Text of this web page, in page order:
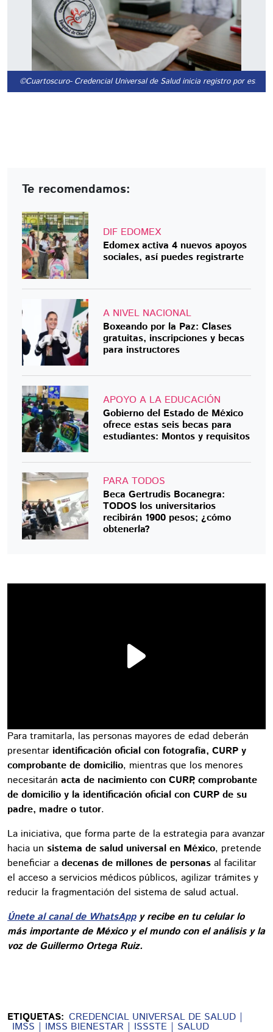
©Cuartoscuro- Credencial Universal de Salud inicia registro por
Te recomendamos:
DIF EDOMEX
Edomex activa 4 nuevos apoyos
sociales, así puedes registrarte
A NIVEL NACIONAL
Boxeando por la Paz: Clases
gratuitas, inscripciones y becas
para instructores
APOYO A LA EDUCACIÓN
Gobierno del Estado de México
ofrece estas seis becas para
estudiantes: Montos y requisitos
PARA TODOS
Beca Gertrudis Bocanegra:
TODOS los universitarios
recibirán 1900 pesos; ¿cómo
obtenerla?
Para tramitarla, las personas mayores de edad deberán
presentar identificación oficial con fotografía, CURP y
comprobante de domicilio, mientras que los menores
necesitarán acta de nacimiento con CURP, comprobante
de domicilio y la identificación oficial con CURP de su
padre, madre o tutor.
La iniciativa, que forma parte de la estrategia para avanzar
hacia un sistema de salud universal en México, pretende
beneficiar a decenas de millones de personas al facilitar
el acceso a servicios médicos públicos, agilizar trámites y
reducir la fragmentación del sistema de salud actual.
Únete al canal de WhatsAppy recibe en tu celular lo
más importante de México y el mundo con el análisis y la
voz de Guillermo Ortega Ruiz.
ETIQUETAS: CREDENCIAL UNIVERSAL DE SALUD
IMSS IMSS BIENESTAR ISSSTE SALUD